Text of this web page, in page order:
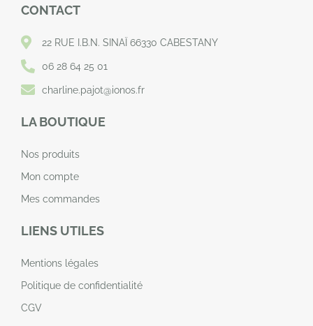
CONTACT
22 RUE I.B.N. SINAÏ 66330 CABESTANY
06 28 64 25 01
charline.pajot@ionos.fr
LA BOUTIQUE
Nos produits
Mon compte
Mes commandes
LIENS UTILES
Mentions légales
Politique de confidentialité
CGV